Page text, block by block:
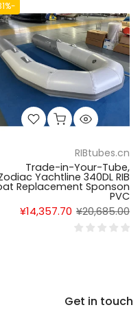
-31%
RIBtubes.cn
Trade-in-Your-Tube,
Yachtline 340DL RIB
Replacement Sponson
PVC
¥20,685.00
¥14,357.70
Get in touch